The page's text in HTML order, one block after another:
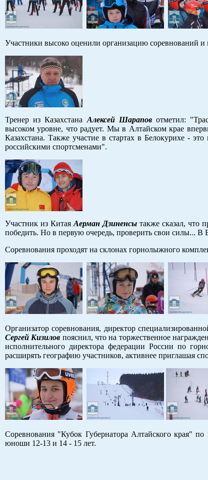
Участники высоко оценили организацию соревнований и
Тренер из Казахстана Алексей Шараповотметил:
высоком уровне, что радует. Мы в Алтайском крае
Казахстана. Также участие в стартах в Белокурихе -
российскими спортсменами".
Участник из Китая Аерман Дзиненсы также сказал, что
победить. Но в первую очередь, проверить свои силы... В
Соревнования проходят на склонах горнолыжного
Организатор соревнования, директор
Сергей Кизилов пояснил, что на торжественное
исполнительного директора федерации России по
расширять географию участников, активнее приглашая
Соревнования "Кубок Губернатора Алтайского края"
юноши 12-13 и 14 - 15 лет.